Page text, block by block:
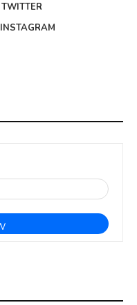
TWITTER
INSTAGRAM